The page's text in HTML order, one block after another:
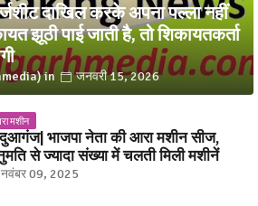
दाखिल करके अपना पल्ला नहीं
झूठी पाई जाती है, तो शिकायतकर्ता
जनवरी 15, 2026
मशीन
भाजपा नेता की आरा मशीन सीज,
से ज्यादा संख्या में चलती मिली मशीनें
नवंबर 09, 2025